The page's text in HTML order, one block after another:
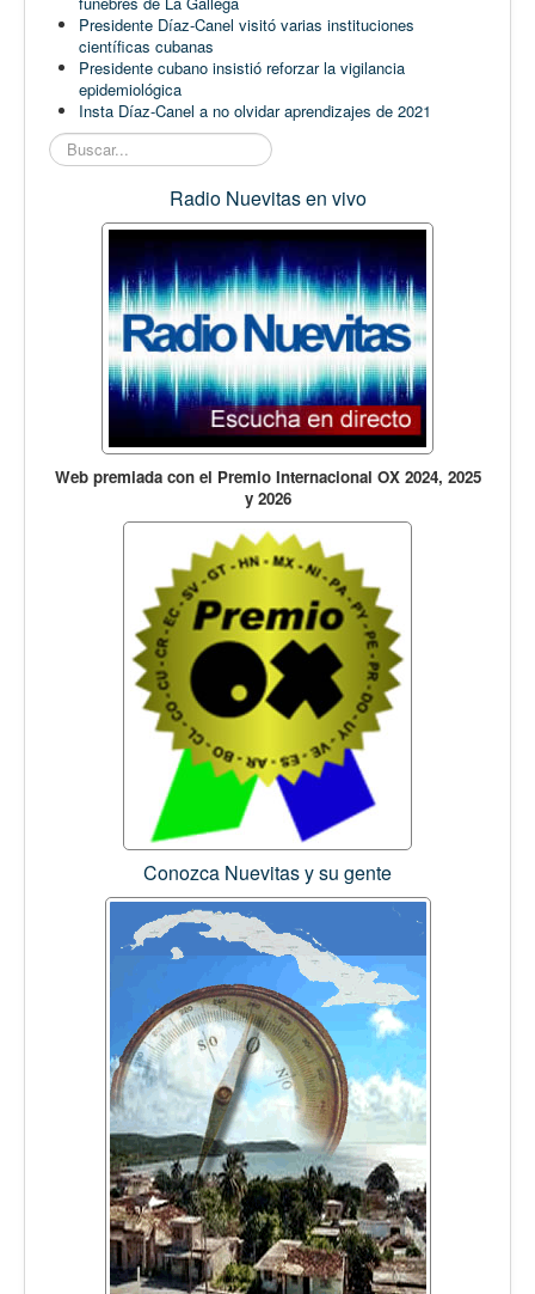
Presidente Díaz-Canel visitó varias instituciones
científicas cubanas
Presidente cubano insistió reforzar la vigilancia
epidemiológica
Insta Díaz-Canel a no olvidar aprendizajes de 2021
Buscar...
Radio Nuevitas en vivo
Web premiada con el Premio Internacional OX 2024, 2025
y 2026
Conozca Nuevitas y su gente